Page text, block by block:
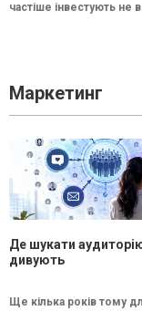
частіше інвестують не
Маркетинг
Де шукати
дивують
Ще кілька років тому